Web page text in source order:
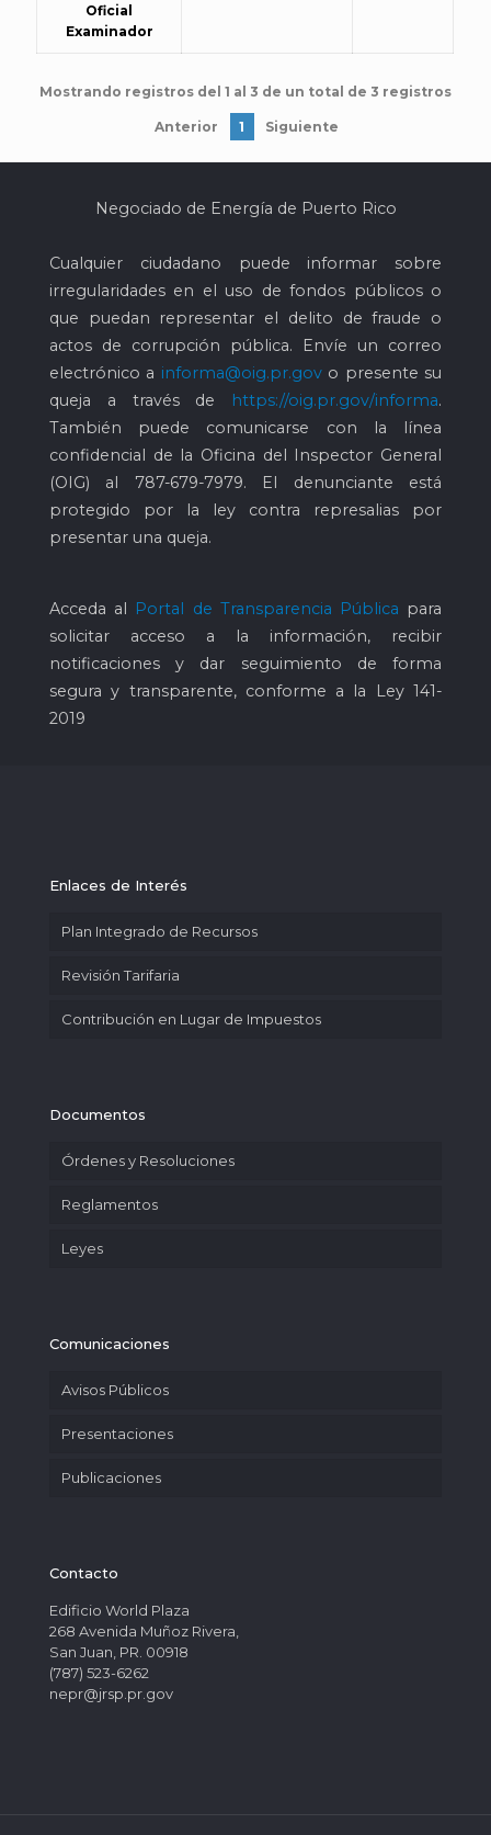
Oficial
Examinador
Mostrando registros del 1 al 3 de un total de 3 registros
Anterior 1 Siguiente
Negociado de Energía de Puerto Rico
Cualquier ciudadano puede informar sobre
irregularidades en el uso de fondos públicos o
que puedan representar el delito de fraude o
actos de corrupción pública. Envíe un correo
electrónico a informa@oig.pr.govo presente su
queja a través de
https://oig.pr.gov/informa.
También puede comunicarse con la línea
confidencial de la Oficina del Inspector General
(OIG) al 787-679-7979. El denunciante está
protegido por la ley contra represalias por
presentar una queja.
Acceda al Portal de Transparencia Pública para
solicitar acceso a la información, recibir
notificaciones y dar seguimiento de forma
segura y transparente, conforme a la Ley 141-
2019
Enlaces de Interés
Plan Integrado de Recursos
Revisión Tarifaria
Contribución en Lugar de Impuestos
Documentos
Órdenes y Resoluciones
Reglamentos
Leyes
Comunicaciones
Avisos Públicos
Presentaciones
Publicaciones
Contacto
Edificio World Plaza
268 Avenida Muñoz Rivera,
San Juan, PR. 00918
(787) 523-6262
nepr@jrsp.pr.gov